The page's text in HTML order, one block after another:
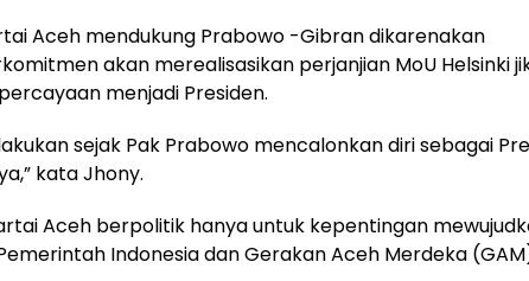
Aceh mendukung Prabowo -Gibran dikarenakan
akan merealisasikan perjanjian MoU Helsinki
menjadi Presiden.
sejak Pak Prabowo mencalonkan diri sebagai
kata Jhony.
Aceh berpolitik hanya untuk kepentingan
Indonesia dan Gerakan Aceh Merdeka